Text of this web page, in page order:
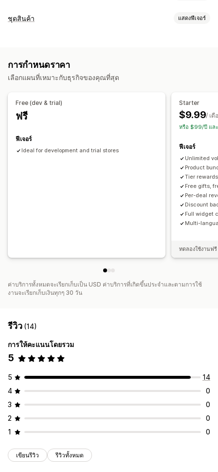
ประเภทส่วนลด
ส่วนลดจำนวนมาก
การกำหนดราคาค้าส่ง
ของขวัญ ส่วนลดที่กำหนดเอง
การจัดการส่วนลด
เทมเพลต
การทำงานอัตโนมัติ
การติดตาม
ชุดสินค้า แสดงฟีเจอร์
กล่องของขวัญ ชุดการค้าส่ง
การกำหนดราคาที่ตั้งได้
ตัวแบ่งปริมาณ
ส่วนลดแบบคงที่
การกำหนดราคาจำนวนมาก
การกำหนดราคา
เลือกแผนที่เหมาะกับธุรกิจของคุณที่สุด
Free (dev & trial)
ฟรี
ฟีเจอร์
Ideal for development and trial stores
Starter
$9.99/ เดื
หรือ $99/ปี แล
ฟีเจอร์
Unlimited
Product
Tier
Free gifts,
Per-deal
Discount
Full widget
Multi-
ทดลองใช้งานฟ
ค่าบริการทั้งหมดจะเรียกเก็บเป็น USD ค่าบริการที่เกิดขึ้นประจำและตามการใช้
งานจะเรียกเก็บเงินทุกๆ 30 วัน
รีวิว (14)
การให้คะแนนโดยรวม
5
5
14
4
0
3
0
2
0
1
0
เขียนรีวิว รีวิวทั้งหมด